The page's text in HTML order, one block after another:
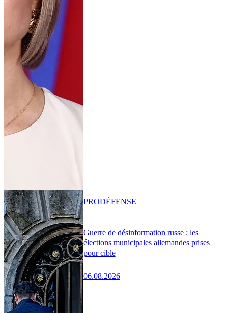
Guerre de désinformation russe : les
élections municipales allemandes prises
pour cible
06.08.2026
PRODÉFENSE